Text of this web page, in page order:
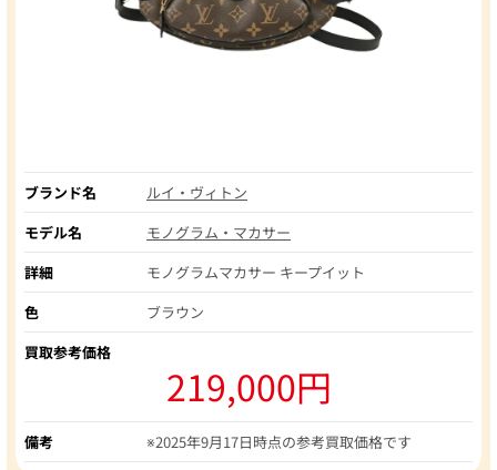
ブランド名
ルイ・ヴィトン
モデル名
モノグラム・マカサー
詳細
モノグラムマカサー キープイット
色
ブラウン
買取参考価格
219,000円
備考 ※2025年9月17日時点の参考買取価格です